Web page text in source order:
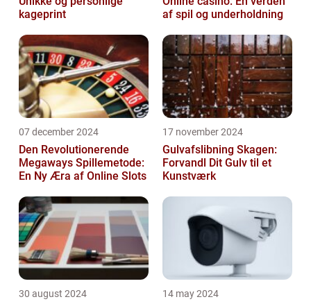
kageprint
af spil og underholdning
07 december 2024
Den Revolutionerende
Megaways Spillemetode:
En Ny Æra af Online Slots
17 november 2024
Gulvafslibning Skagen:
Forvandl Dit Gulv til et
Kunstværk
30 august 2024 14 may 2024